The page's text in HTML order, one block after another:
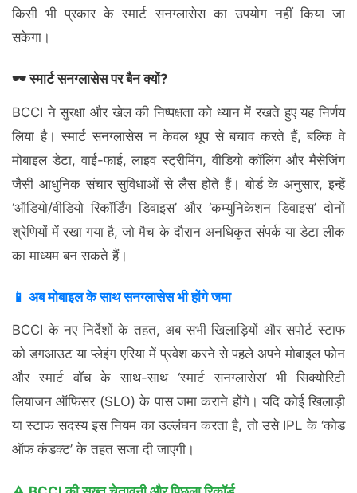
किसी भी प्रकार के स्मार्ट सनग्लासेस का उपयोग नहीं किया जा
सकेगा।
🕶️ स्मार्ट सनग्लासेस पर बैन क्यों?
BCCI ने सुरक्षा और खेल की निष्पक्षता को ध्यान में रखते हुए यह निर्णय
लिया है। स्मार्ट सनग्लासेस न केवल धूप से बचाव करते हैं, बल्कि वे
मोबाइल डेटा, वाई-फाई, लाइव स्ट्रीमिंग, वीडियो कॉलिंग और मैसेजिंग
जैसी आधुनिक संचार सुविधाओं से लैस होते हैं। बोर्ड के अनुसार, इन्हें
‘ऑडियो/वीडियो रिकॉर्डिंग डिवाइस’ और ‘कम्युनिकेशन डिवाइस’ दोनों
श्रेणियों में रखा गया है, जो मैच के दौरान अनधिकृत संपर्क या डेटा लीक
का माध्यम बन सकते हैं।
📱 अब मोबाइल के साथ सनग्लासेस भी होंगे जमा
BCCI के नए निर्देशों के तहत, अब सभी खिलाड़ियों और सपोर्ट स्टाफ
को डगआउट या प्लेइंग एरिया में प्रवेश करने से पहले अपने मोबाइल फोन
और स्मार्ट वॉच के साथ-साथ ‘स्मार्ट सनग्लासेस’ भी सिक्योरिटी
लियाजन ऑफिसर (SLO) के पास जमा कराने होंगे। यदि कोई खिलाड़ी
या स्टाफ सदस्य इस नियम का उल्लंघन करता है, तो उसे IPL के ‘कोड
ऑफ कंडक्ट’ के तहत सजा दी जाएगी।